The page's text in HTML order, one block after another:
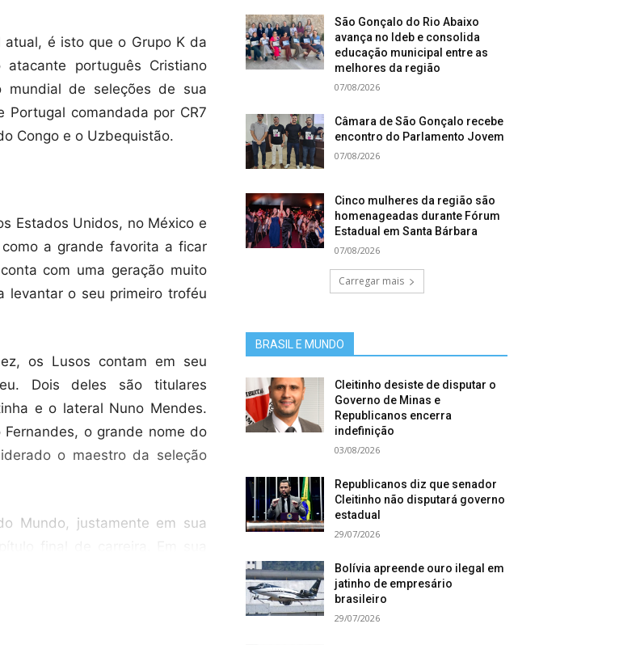
é isto que o Grupo K da
português Cristiano
de seleções de sua
Portugal comandada por CR7
Congo e o Uzbequistão.
Estados Unidos, no México e
a grande favorita a ficar
com uma geração muito
levantar o seu primeiro troféu
os Lusos contam em seu
Dois deles são titulares
e o lateral Nuno Mendes.
o grande nome do
o maestro da seleção
Mundo, justamente em sua
São Gonçalo do Rio Abaixo
avança no Ideb e consolida
educação municipal entre as
melhores da região
07/08/2026
Câmara de São Gonçalo recebe
encontro do Parlamento Jovem
07/08/2026
Cinco mulheres da região são
homenageadas durante Fórum
Estadual em Santa Bárbara
07/08/2026
Carregar mais
BRASIL E MUNDO
Cleitinho desiste de disputar o
Governo de Minas e
Republicanos encerra
indefinição
03/08/2026
Republicanos diz que senador
Cleitinho não disputará governo
estadual
29/07/2026
Bolívia apreende ouro ilegal em
jatinho de empresário
brasileiro
29/07/2026